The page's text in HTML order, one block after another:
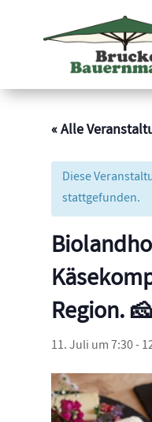
« Alle
Diese
stattgefunden.
Region. 🧀
11. Juli um 7:30-